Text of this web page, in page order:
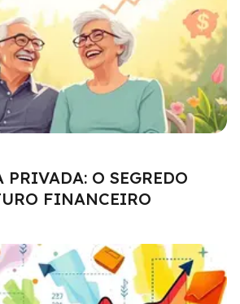
PRIVADA: O SEGREDO
FINANCEIRO